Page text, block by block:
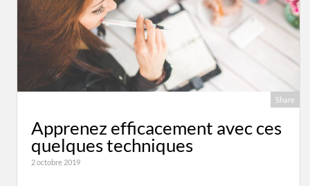
Share
Apprenez efficacement avec ces
quelques techniques
2 octobre 2019